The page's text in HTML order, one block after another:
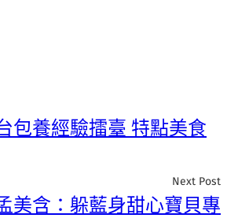
包養經驗擂臺 特點美食
Next Post
美含：躲藍身甜心寶貝專